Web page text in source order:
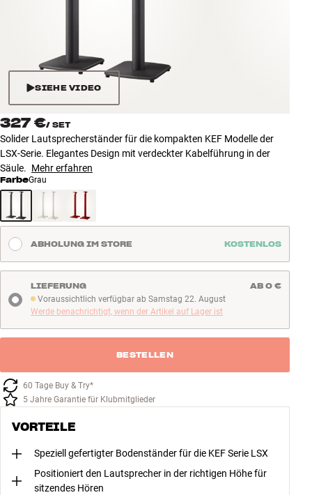
MARKEN
NEUHEITEN
ANGEBOTE
Store Finden
Anmelden
Bauen mit Klang
SIEHE VIDEO
327 €/ SET
Solider Lautsprecherständer für die kompakten KEF Modelle der
LSX-Serie. Elegantes Design mit verdeckter Kabelführung in der
Säule. Mehr erfahren
FarbeGrau
ABHOLUNG IM STORE KOSTENLOS
Voraussichtlich verfügbar ab Samstag 22. August
Voraussichtlich verfügbar ab Samstag 22. August
Werde benachrichtigt, wenn der Artikel auf Lager ist
LIEFERUNG AB 0 €
BESTELLEN
60 Tage Buy & Try*
5 Jahre Garantie für Klubmitglieder
VORTEILE
Speziell gefertigter Bodenständer für die KEF Serie LSX
Positioniert den Lautsprecher in der richtigen Höhe für
sitzendes Hören